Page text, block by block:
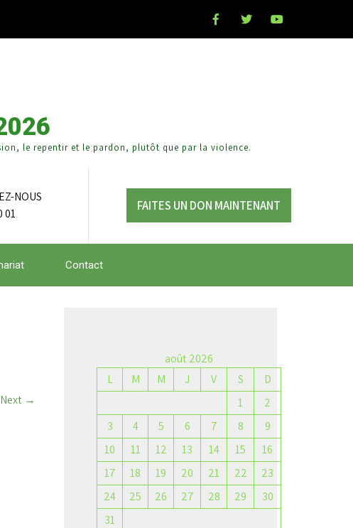
le repentir et le pardon, plutôt que par la violence.
NOUS
01
FAITES UN DON MAINTENANT
Contact
Next →
août 2026
L
M M J V S
D
1
2
3
4 5 6 7 8
9
10
11 12 13 14 15
16
17
18 19 20 21 22
23
24
25 26 27 28 29
30
31